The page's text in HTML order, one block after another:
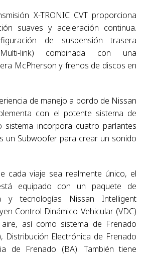
X-TRONIC CVT proporciona
suaves y aceleración continua.
de suspensión trasera
link) combinada con una
McPherson y frenos de discos en
de manejo a bordo de Nissan
con el potente sistema de
sistema incorpora cuatro parlantes
un Subwoofer para crear un sonido
cada viaje sea realmente único, el
equipado con un paquete de
y tecnologías Nissan Intelligent
Control Dinámico Vehicular (VDC)
así como sistema de Frenado
Distribución Electrónica de Frenado
de Frenado (BA). También tiene